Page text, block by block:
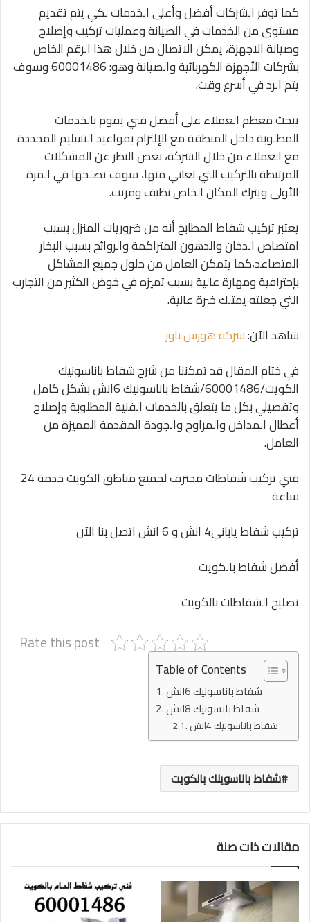
كما توفر الشركات أفضل وأعلى الخدمات لكي يتم تقديم
مستوى من الخدمات في الصيانة وعمليات تركيب وإصلاح
وصيانة الاجهزة، يمكن الاتصال من خلال هذا الرقم الخاص
بشركات الأجهزة الكهربائية والصيانة وهو: 60001486 وسوف
يتم الرد في أسرع وقت.
يبحث معظم العملاء على أفضل فني يقوم بالخدمات
المطلوبة داخل المنطقة مع الإلتزام بمواعيد التسليم المحددة
مع العملاء من خلال الشركة، بغض النظر عن المشكلات
المرتبطة بالتركيب التي تعاني منها، سوف تصلحها في المرة
الأولى ويترك المكان الخاص نظيف ومرتب.
يعتبر تركيب شفاط المطابخ أنه من ضروريات المنزل بسبب
امتصاص الدخان والدهون المتراكمة والروائح بسبب البخار
المتصاعد،كما يتمكن العامل من حلول جميع المشاكل
بإحترافية ومهارة عالية بسبب تميزه في خوض الكثير من التجارب
التي جعلته يمتلك خبرة عالية.
شاهد الآن:شركة هورس باور
في ختام المقال قد تمكننا من شرح شفاط باناسونيك
الكويت/60001486/شفاط باناسونيك 6انش بشكل كامل
وتفصيلي بكل ما يتعلق بالخدمات الفنية المطلوبة وإصلاح
أعطال المداخن والمراوح والجودة المقدمة المميزة من
العامل.
فني تركيب شفاطات محترف لجميع مناطق الكويت خدمة 24
ساعة
تركيب شفاط ياباني4 انش و 6 انش اتصل بنا الآن
أفضل شفاط بالكويت
تصليح الشفاطات بالكويت
Rate this post
Table of Contents
شفاط باناسونيك 6انش
شفاط بانسونيك 8انش
شفاط باناسوينك بالكويت
مقالات ذات صلة